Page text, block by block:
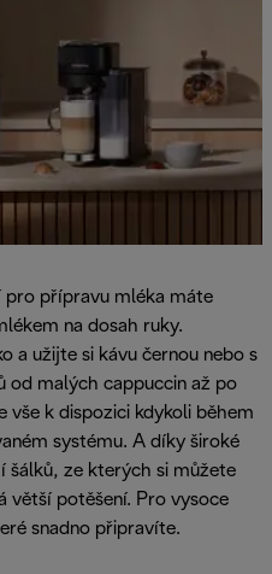
pro přípravu mléka máte
na dosah ruky.
a užijte si kávu černou nebo s
od malých cappuccin až po
k dispozici kdykoli během
systému. A díky široké
šálků, ze kterých si můžete
větší potěšení. Pro vysoce
snadno připravíte.